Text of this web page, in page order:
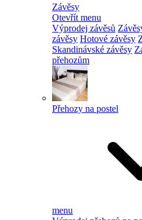
Závěsy
Otevřít menu
Výprodej závěsů
závěsy Hotové závěsy
Skandinávské závěsy
přehozům
Přehozy na postel
menu